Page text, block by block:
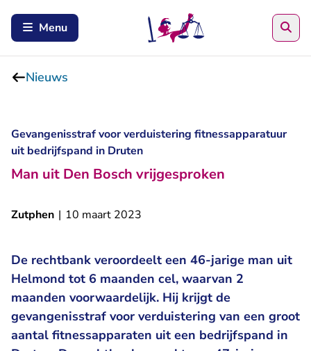
Menu
Nieuws
Gevangenisstraf voor verduistering fitnessapparatuur
uit bedrijfspand in Druten
Man uit Den Bosch vrijgesproken
Zutphen | 10 maart 2023
De rechtbank veroordeelt een 46-jarige man uit
Helmond tot 6 maanden cel, waarvan 2
maanden voorwaardelijk. Hij krijgt de
gevangenisstraf voor verduistering van een groot
aantal fitnessapparaten uit een bedrijfspand in